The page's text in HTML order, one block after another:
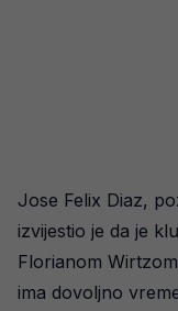
Jose Felix Diaz,
izvijestio je da je
Florianom
ima dovoljno